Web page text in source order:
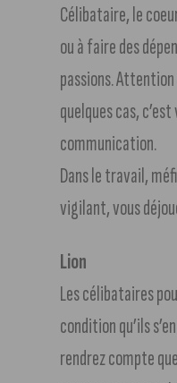
Célibataire, le
ou à faire des
passions.
quelques cas,
communication.
Dans le travail,
vigilant, vous
Lion
Les célibataires
condition qu’ils
rendrez compte